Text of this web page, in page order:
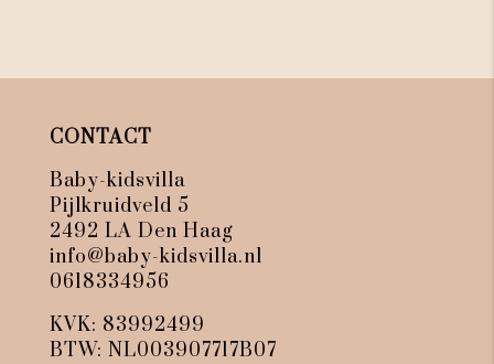
CONTACT
Baby-kidsvilla
Pijlkruidveld 5
2492 LA Den Haag
info@baby-kidsvilla.nl
0618334956
KVK: 83992499
BTW: NL003907717B07